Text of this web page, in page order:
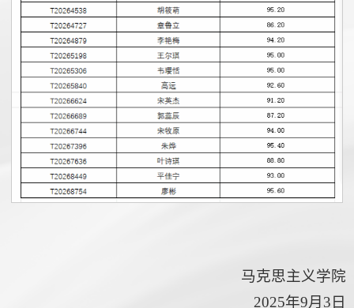
马克思主义学院
2025年9月3日